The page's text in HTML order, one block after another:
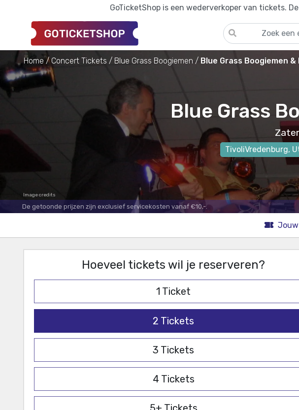
GoTicketShop is een wederverkoper van tickets.
Home Concert Tickets Blue Grass Boogiemen Blue Grass Boogiemen
Blue Grass
TivoliVredenburg,
Image credits
De getoonde prijzen zijn exclusief servicekosten vanaf €10,-.
Hoeveel tickets wil je reserveren?
1 Ticket
2 Tickets
3 Tickets
4 Tickets